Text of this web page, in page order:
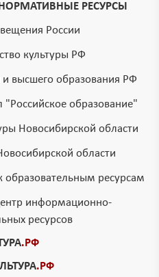
РЕСУРСЫ
России
культуры РФ
высшего образования РФ
образование"
Новосибирской области
области
образовательным ресурсам
информационно-
ресурсов
.РФ
.РФ